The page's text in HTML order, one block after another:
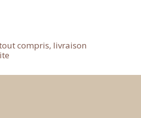
compris, livraison